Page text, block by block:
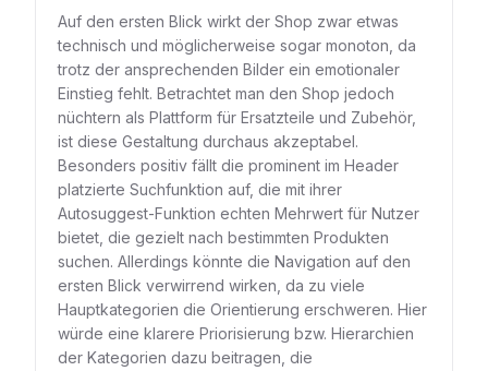
Auf den ersten Blick wirkt der Shop zwar etwas
technisch und möglicherweise sogar monoton, da
trotz der ansprechenden Bilder ein emotionaler
Einstieg fehlt. Betrachtet man den Shop jedoch
nüchtern als Plattform für Ersatzteile und Zubehör,
ist diese Gestaltung durchaus akzeptabel.
Besonders positiv fällt die prominent im Header
platzierte Suchfunktion auf, die mit ihrer
Autosuggest-Funktion echten Mehrwert für Nutzer
bietet, die gezielt nach bestimmten Produkten
suchen. Allerdings könnte die Navigation auf den
ersten Blick verwirrend wirken, da zu viele
Hauptkategorien die Orientierung erschweren. Hier
würde eine klarere Priorisierung bzw. Hierarchien
der Kategorien dazu beitragen, die